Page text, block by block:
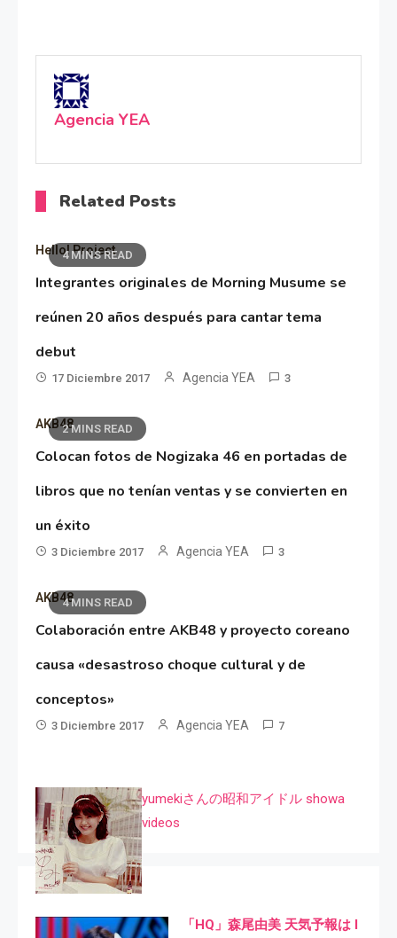
Agencia YEA
Related Posts
4 MINS READ
Hello! Project
Integrantes originales de Morning Musume se
reúnen 20 años después para cantar tema
debut
17 Diciembre 2017 Agencia YEA 3
2 MINS READ
AKB48
Colocan fotos de Nogizaka 46 en portadas de
libros que no tenían ventas y se convierten en
un éxito
3 Diciembre 2017 Agencia YEA 3
4 MINS READ
AKB48
Colaboración entre AKB48 y proyecto coreano
causa «desastroso choque cultural y de
conceptos»
3 Diciembre 2017 Agencia YEA 7
yumekiさんの昭和アイドル showa
videos
「HQ」森尾由美 天気予報は I